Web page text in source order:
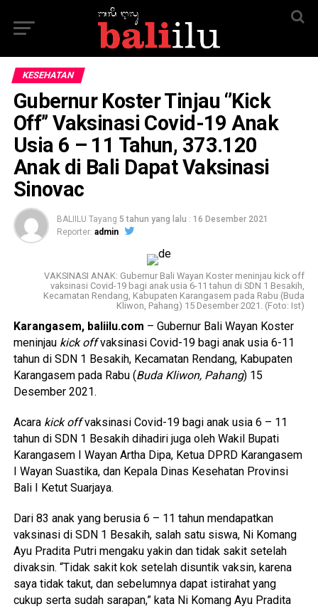
KESEHATAN
Gubernur Koster Tinjau ‘’Kick
Off’’ Vaksinasi Covid-19 Anak
Usia 6 – 11 Tahun, 373.120
Anak di Bali Dapat Vaksinasi
Sinovac
BALIILU Tayang 5 tahun yang lalu : 16 Desember 2021
Reporter: admin
VAKSINASI ANAK: Gubernur Bali Wayan Koster meninjau kick off
vaksinasi Covid-19 bagi anak usia 6-11 tahun di SDN 1 Besakih,
Kecamatan Rendang, Kabupaten Karangasem pada Rabu (Buda
Kliwon, Pahang) 15 Desember 2021. (Foto: Ist)
Karangasem, baliilu.com – Gubernur Bali Wayan Koster
meninjau kick offvaksinasi Covid-19 bagi anak usia 6-11
tahun di SDN 1 Besakih, Kecamatan Rendang, Kabupaten
Karangasem pada Rabu (Buda Kliwon, Pahang) 15
Desember 2021.
Acara kick offvaksinasi Covid-19 bagi anak usia 6 – 11
tahun di SDN 1 Besakih dihadiri juga oleh Wakil Bupati
Karangasem I Wayan Artha Dipa, Ketua DPRD Karangasem
I Wayan Suastika, dan Kepala Dinas Kesehatan Provinsi
Bali I Ketut Suarjaya.
Dari 83 anak yang berusia 6 – 11 tahun mendapatkan
vaksinasi di SDN 1 Besakih, salah satu siswa, Ni Komang
Ayu Pradita Putri mengaku yakin dan tidak sakit setelah
divaksin. “Tidak sakit kok setelah disuntik vaksin, karena
saya tidak takut, dan sebelumnya dapat istirahat yang
cukup serta sudah sarapan,” kata Ni Komang Ayu Pradita